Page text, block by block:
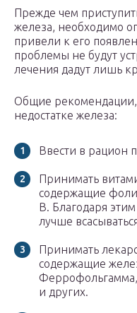
Прежде чем
железа, необходимо
привели к его
проблемы не будут
лечения дадут лишь
Общие
недостатке железа:
Ввести в рацион
Принимать
содержащие
В. Благодаря
лучше
Принимать
содержащие
и других.